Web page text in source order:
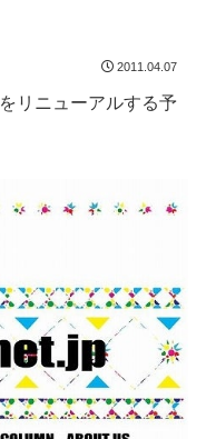
2011.04.07
をリニューアルする予